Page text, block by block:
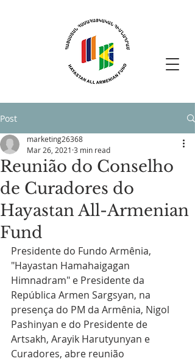
Post
Reunião do Conselho
de Curadores do
Hayastan All-Armenian
Fund
marketing26368
Mar 26, 2021 3 min read
Presidente do Fundo Armênia,
"Hayastan Hamahaigagan
Himnadram" e Presidente da
República Armen Sargsyan, na
presença do PM da Armênia, Nigol
Pashinyan e do Presidente de
Artsakh, Arayik Harutyunyan e
Curadores, abre reunião